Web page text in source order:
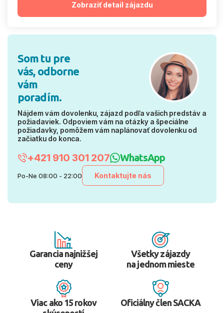
Zobraziť detail zájazdu
Som tu pre
vás, odborne
vám
poradím.
Nájdem vám dovolenku, zájazd podľa vašich predstáv a
požiadaviek. Odpoviem vám na otázky a špeciálne
požiadavky, pomôžem vám naplánovať dovolenku od
začiatku do konca.
+421 910 301 207 WhatsApp
Po-Ne 08:00 - 22:00 Kontaktujte nás
Garancia najnižšej
ceny
Všetky zájazdy
na jednom mieste
Viac ako 15 rokov
Oficiálny člen SACKA